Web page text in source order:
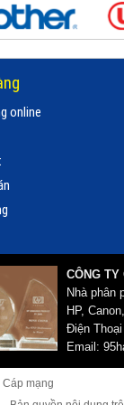
online
CÔNG TY
Nhà phân
HP,
Điện
Email:
Cáp mạng